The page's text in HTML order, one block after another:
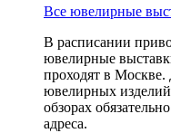
Все ювелирные
В расписании
ювелирные
проходят в
ювелирных
обзорах
адреса.